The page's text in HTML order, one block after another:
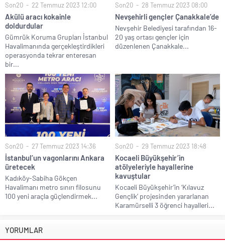
Son20 22 Temmuz 2023 12:00
Akülü aracı kokainle
doldurdular
Gümrük Koruma Grupları İstanbul
Havalimanında gerçekleştirdikleri
operasyonda tekrar enteresan
bir...
Son20 28 Temmuz 2023 08:00
Nevşehirli gençler Çanakkale’de
Nevşehir Belediyesi tarafından 16-
20 yaş ortası gençler için
düzenlenen Çanakkale...
Son20 27 Temmuz 2023 14:36
İstanbul’un vagonlarını Ankara
üretecek
Kadıköy-Sabiha Gökçen
Havalimanı metro sınırı filosunu
100 yeni araçla güçlendirmek...
Son20 29 Temmuz 2023 18:48
Kocaeli Büyükşehir’in
atölyeleriyle hayallerine
kavuştular
Kocaeli Büyükşehir’in ‘Kılavuz
Gençlik’ projesinden yararlanan
Karamürselli 3 öğrenci hayalleri...
YORUMLAR